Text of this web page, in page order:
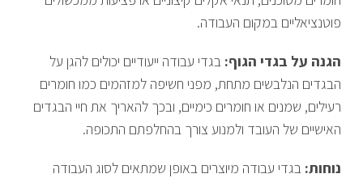
פוטנציאליים במקום העבודה.
הגנה על בגדי הגוף: בגדי עבודה ייעודיים יכולים להגן על
הבגדים הנלבשים מתחת, מפני חשיפה למזהמים כמו חומרים
רעילים, שמנים או חומרים כימיים, ובכך להאריך את חיי הבגדים
האישיים של העובד ולמנוע צורך בהחלפתם התכופה.
נוחות: בגדי עבודה מיוצרים באופן שמתאים לסוג העבודה